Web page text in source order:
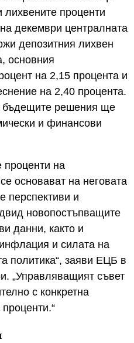
проценти
декември централната
депозитния лихвен
основния
на 2,15 процента и
на 2,40 процента.
бъдещите решения ще
и финансови
проценти на
основават на неговата
перспективи и
новопостъпващите
данни, както и
и силата на
политика“, заяви ЕЦБ в
„Управляващият съвет
с конкретна